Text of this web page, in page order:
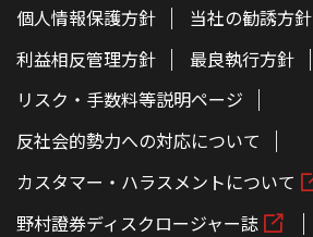
個人情報保護方針
当社の勧誘方針
利益相反管理方針
最良執行方針
リスク・手数料等説明ページ
反社会的勢力への対応について
カスタマー・ハラスメントについて
野村證券ディスクロージャー誌